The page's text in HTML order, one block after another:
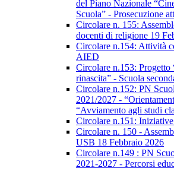
del Piano Nazionale
Scuola” - Prosecuzione
Circolare n. 155:
docenti di religione 19
Circolare n.154: Attività
AIED
Circolare n.153: Progetto
rinascita” - Scuola
Circolare n.152: PN
2021/2027 -
“Avviamento agli studi
Circolare n.151:
Circolare n. 150 -
USB 18 Febbraio 2026
Circolare n.149 : PN
2021-2027 - Percorsi